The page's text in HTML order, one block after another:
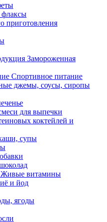
флаксы
приготовления
Замороженная
Спортивное питание
джемы, соусы, сиропы
для выпечки
коктейлей и
супы
Живые витамины
и йод
ягоды